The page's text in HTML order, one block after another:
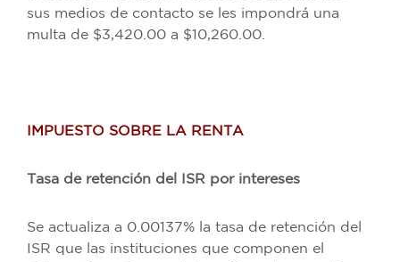
sus medios de contacto se les impondrá una
multa de $3,420.00 a $10,260.00.
IMPUESTO SOBRE LA RENTA
Tasa de retención del ISR por intereses
Se actualiza a 0.00137% la tasa de retención del
ISR que las instituciones que componen el